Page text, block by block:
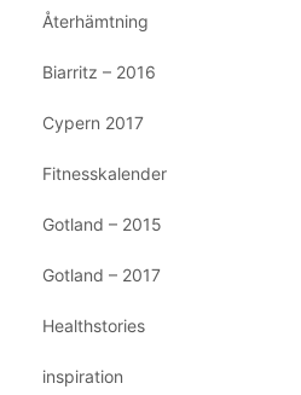
Återhämtning
Biarritz – 2016
Cypern 2017
Fitnesskalender
Gotland – 2015
Gotland – 2017
Healthstories
inspiration